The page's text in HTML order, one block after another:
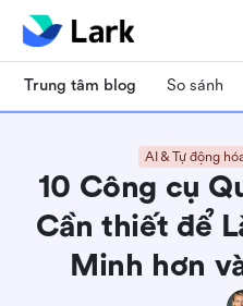
Trung tâm blog So sánh
AI & Tự động
10 Công cụ
Cần thiết để
Minh hơn